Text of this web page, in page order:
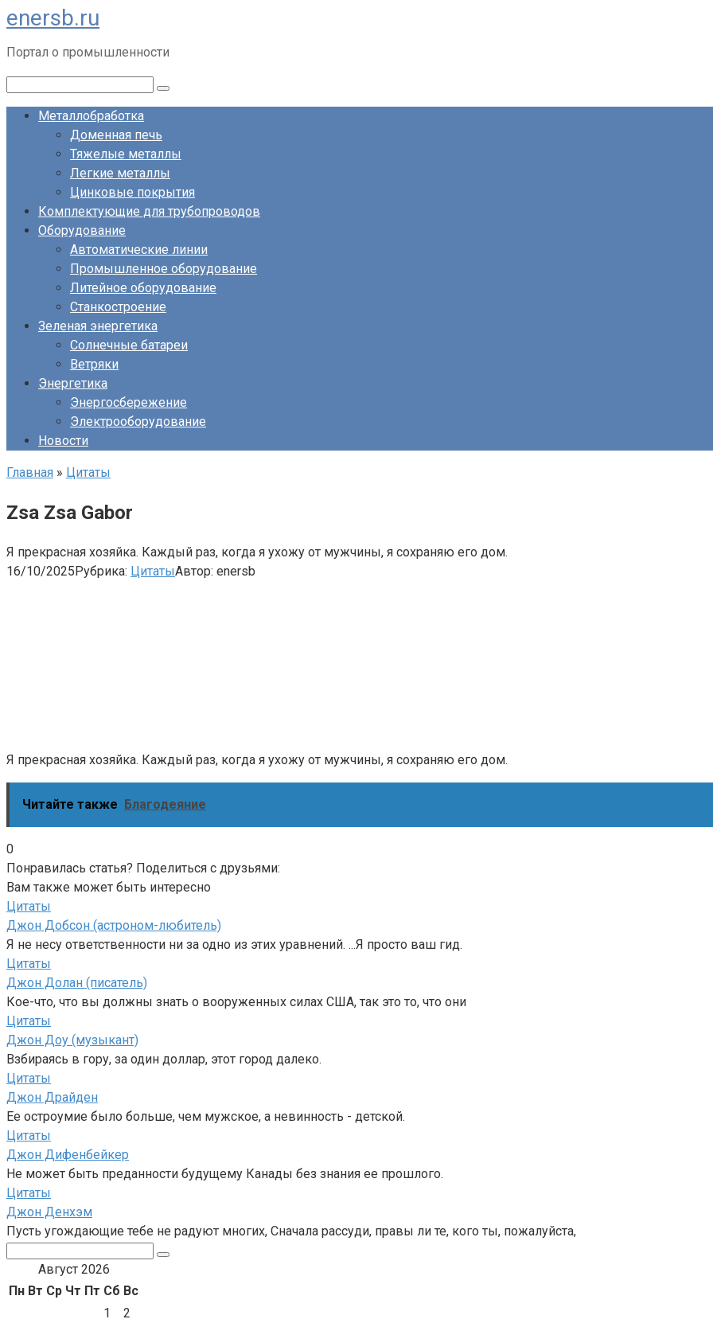
Перейти
к
контенту
enersb.ru
Портал о промышленности
Металлобработка
Доменная печь
Тяжелые металлы
Легкие металлы
Цинковые покрытия
Комплектующие для трубопроводов
Оборудование
Автоматические линии
Промышленное оборудование
Литейное оборудование
Станкостроение
Зеленая энергетика
Солнечные батареи
Ветряки
Энергетика
Энергосбережение
Электрооборудование
Новости
Главная » Цитаты
Zsa Zsa Gabor
Я прекрасная хозяйка. Каждый раз, когда я ухожу от мужчины, я сохраняю его дом.
16/10/2025Рубрика: ЦитатыАвтор: enersb
Я прекрасная хозяйка. Каждый раз, когда я ухожу от мужчины, я сохраняю его дом.
Читайте также Благодеяние
0
Понравилась статья? Поделиться с друзьями:
Вам также может быть интересно
Цитаты
Джон Добсон (астроном-любитель)
Я не несу ответственности ни за одно из этих уравнений. ...Я просто ваш гид.
Цитаты
Джон Долан (писатель)
Кое-что, что вы должны знать о вооруженных силах США, так это то, что они
Цитаты
Джон Доу (музыкант)
Взбираясь в гору, за один доллар, этот город далеко.
Цитаты
Джон Драйден
Ее остроумие было больше, чем мужское, а невинность - детской.
Цитаты
Джон Дифенбейкер
Не может быть преданности будущему Канады без знания ее прошлого.
Цитаты
Джон Денхэм
Пусть угождающие тебе не радуют многих, Сначала рассуди, правы ли те, кого ты, пожалуйста,
Август 2026
Пн Вт Ср Чт Пт Сб Вс
1
2